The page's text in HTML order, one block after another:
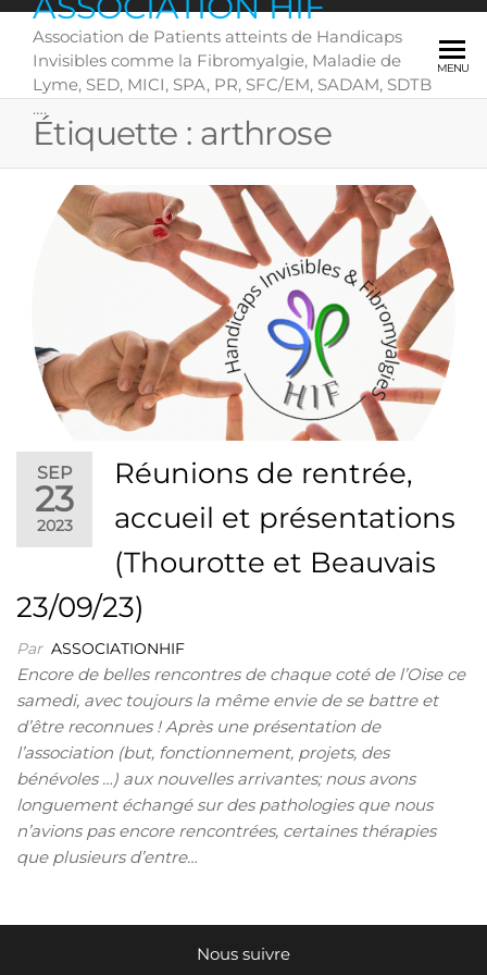
Skip
content
Association de Patients atteints de Handicaps
Invisibles comme la Fibromyalgie, Maladie de
Lyme, SED, MICI, SPA, PR, SFC/EM, SADAM, SDTB
….
MENU
Étiquette : arthrose
SEP
23
2023
Réunions de rentrée,
accueil et présentations
(Thourotte et Beauvais
23/09/23)
Par ASSOCIATIONHIF
Encore de belles rencontres de chaque coté de l’Oise ce
samedi, avec toujours la même envie de se battre et
d’être reconnues ! Après une présentation de
l’association (but, fonctionnement, projets, des
bénévoles …) aux nouvelles arrivantes; nous avons
longuement échangé sur des pathologies que nous
n’avions pas encore rencontrées, certaines thérapies
que plusieurs d’entre…
Nous suivre